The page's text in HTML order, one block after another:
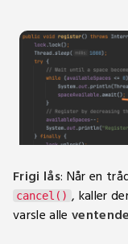
Frigi lås: Når en
cancel() , kaller
varsle alle